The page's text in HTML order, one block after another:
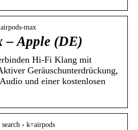
max
– Apple (DE)
Hi‑Fi Klang mit
Geräusch­unterdrückung,
und einer kostenlosen
› k=airpods